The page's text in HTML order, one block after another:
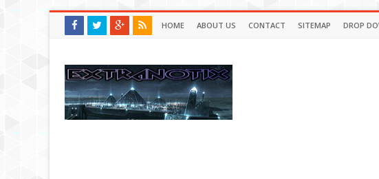
HOME ABOUT US CONTACT SITEMAP DROP